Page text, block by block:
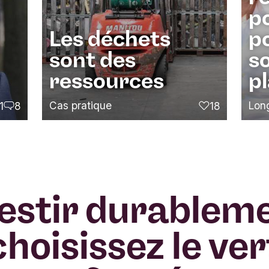
8
commentaires
Les déchets
sont des
ressources
Cas pratique 18
j'aime
le